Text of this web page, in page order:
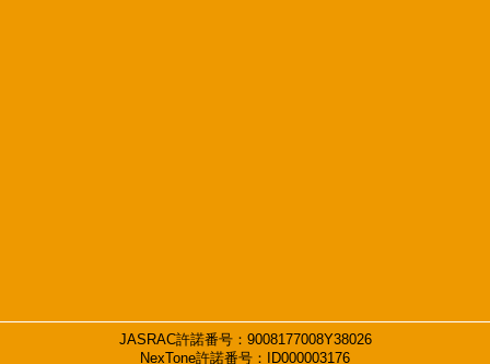
JASRAC許諾番号：9008177008Y38026
NexTone許諾番号：ID000003176